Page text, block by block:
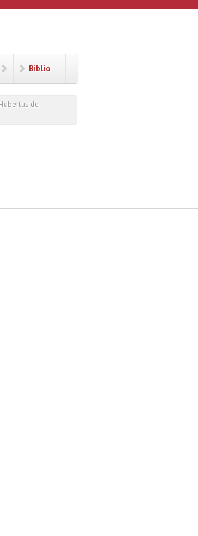
Biblio
Hubertus de